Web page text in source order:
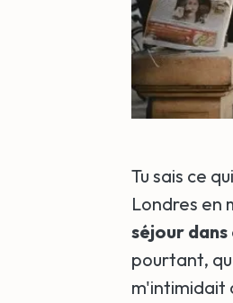
Tu sais ce
Londres en
séjour
pourtant,
m'intimidait